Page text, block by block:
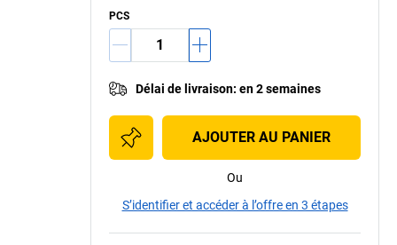
PCS
Délai de livraison: en 2 semaines
AJOUTER AU PANIER
Ou
S’identifier et accéder à l’offre en 3 étapes